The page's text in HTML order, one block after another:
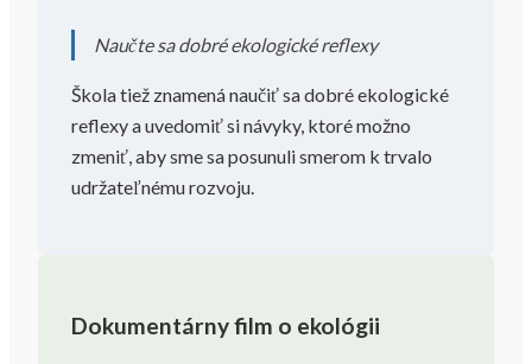
Naučte sa dobré ekologické reflexy
Škola tiež znamená naučiť sa dobré ekologické
reflexy a uvedomiť si návyky, ktoré možno
zmeniť, aby sme sa posunuli smerom k trvalo
udržateľnému rozvoju.
Dokumentárny film o ekológii